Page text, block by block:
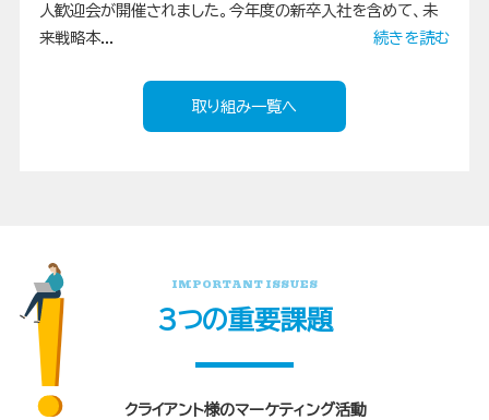
人歓迎会が開催されました。今年度の新卒入社を含めて、未
来戦略本...
続きを読む
取り組み一覧へ
IMPORTANT ISSUES
3つの重要課題
クライアント様のマーケティング活動